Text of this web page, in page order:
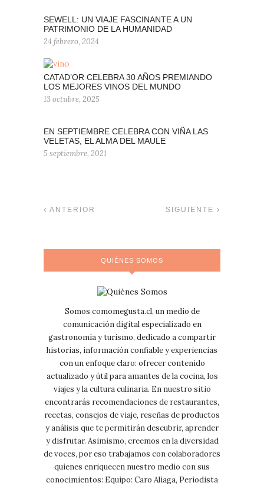
SEWELL: UN VIAJE FASCINANTE A UN
PATRIMONIO DE LA HUMANIDAD
24 febrero, 2024
CATAD’OR CELEBRA 30 AÑOS PREMIANDO
LOS MEJORES VINOS DEL MUNDO
13 octubre, 2025
EN SEPTIEMBRE CELEBRA CON VIÑA LAS
VELETAS, EL ALMA DEL MAULE
5 septiembre, 2021
ANTERIOR SIGUIENTE
QUIÉNES SOMOS
Somos comomegusta.cl, un medio de
comunicación digital especializado en
gastronomía y turismo, dedicado a compartir
historias, información confiable y experiencias
con un enfoque claro: ofrecer contenido
actualizado y útil para amantes de la cocina, los
viajes y la cultura culinaria. En nuestro sitio
encontrarás recomendaciones de restaurantes,
recetas, consejos de viaje, reseñas de productos
y análisis que te permitirán descubrir, aprender
y disfrutar. Asimismo, creemos en la diversidad
de voces, por eso trabajamos con colaboradores
quienes enriquecen nuestro medio con sus
conocimientos: Equipo: Caro Aliaga, Periodista